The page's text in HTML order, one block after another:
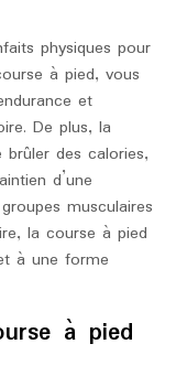
physiques pour
à pied, vous
et
De plus, la
des calories,
d’une
musculaires
la course à pied
à une forme
à pied